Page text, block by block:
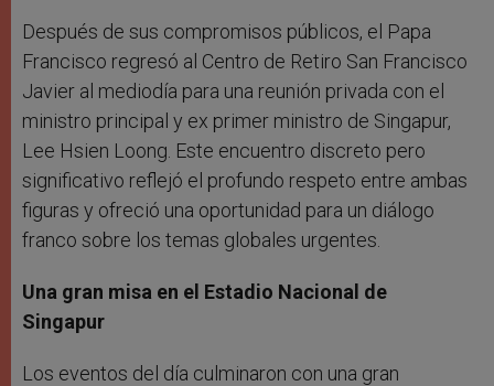
Después de sus compromisos públicos, el Papa
Francisco regresó al Centro de Retiro San Francisco
Javier al mediodía para una reunión privada con el
ministro principal y ex primer ministro de Singapur,
Lee Hsien Loong. Este encuentro discreto pero
significativo reflejó el profundo respeto entre ambas
figuras y ofreció una oportunidad para un diálogo
franco sobre los temas globales urgentes.
Una gran misa en el Estadio Nacional de
Singapur
Los eventos del día culminaron con una gran